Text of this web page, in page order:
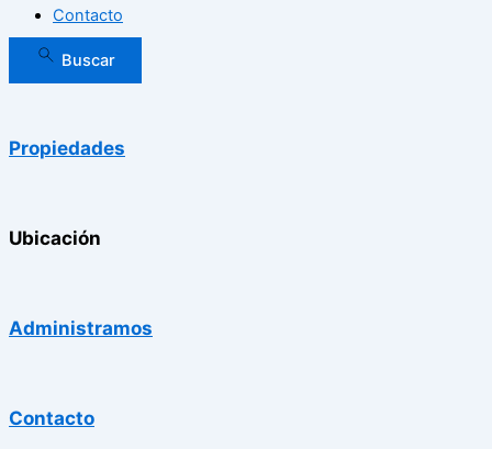
Contacto
Buscar
Propiedades
Ubicación
Administramos
Contacto